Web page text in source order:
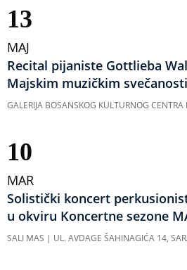
13
MAJ
Recital pijaniste Gottlieba
Majskim muzičkim
GALERIJA BOSANSKOG KULTURNOG CENTRA
10
MAR
Solistički koncert
u okviru Koncertne sezone
SALI MAS | UL. AVDAGE ŠAHINAGIĆA 14,